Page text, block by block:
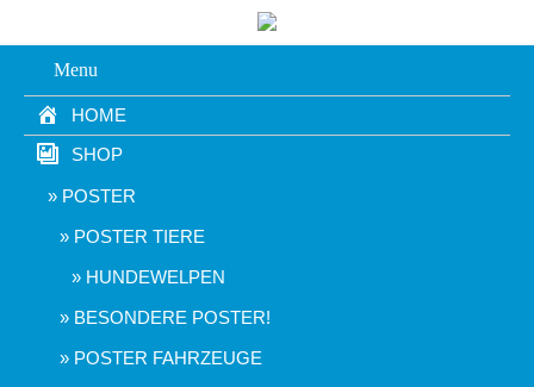
Menu
HOME
SHOP
POSTER
POSTER TIERE
HUNDEWELPEN
BESONDERE POSTER!
POSTER FAHRZEUGE